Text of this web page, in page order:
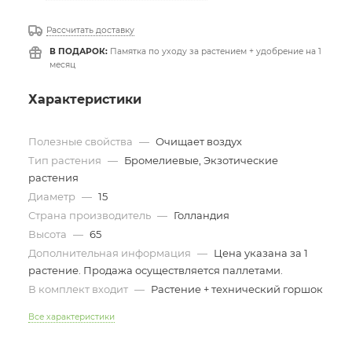
Рассчитать доставку
В ПОДАРОК: Памятка по уходу за растением + удобрение на 1
месяц
Характеристики
Полезные свойства — Очищает воздух
Тип растения — Бромелиевые, Экзотические
растения
Диаметр — 15
Страна производитель — Голландия
Высота — 65
Дополнительная информация — Цена указана за 1
растение. Продажа осуществляется паллетами.
В комплект входит — Растение + технический горшок
Все характеристики